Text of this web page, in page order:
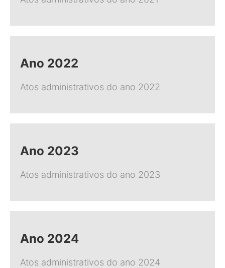
Ano 2022
Atos administrativos do ano 2022
Ano 2023
Atos administrativos do ano 2023
Ano 2024
Atos administrativos do ano 2024